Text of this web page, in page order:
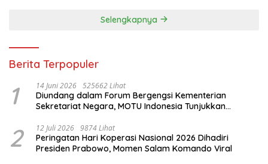
Selengkapnya
Berita Terpopuler
1 14 Juni 2026 525662 Lihat
Diundang dalam Forum Bergengsi Kementerian
Sekretariat Negara, MOTU Indonesia Tunjukkan
2 12 Juli 2026 9874 Lihat
Peringatan Hari Koperasi Nasional 2026 Dihadiri
Presiden Prabowo, Momen Salam Komando Viral